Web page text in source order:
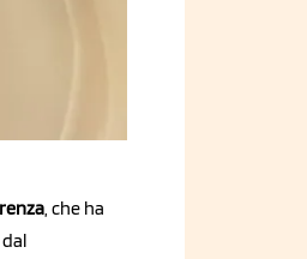
, che ha